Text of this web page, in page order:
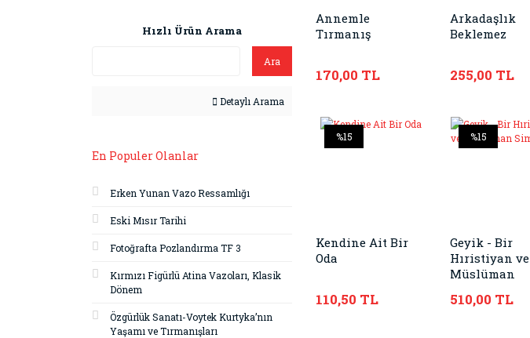
Hızlı Ürün Arama
Ara
Detaylı Arama
En Populer Olanlar
Erken Yunan Vazo Ressamlığı
Eski Mısır Tarihi
Fotoğrafta Pozlandırma TF 3
Kırmızı Figürlü Atina Vazoları, Klasik
Dönem
Özgürlük Sanatı-Voytek Kurtyka’nın
Yaşamı ve Tırmanışları
Annemle
Tırmanış
170,00 TL
Arkadaşlık
Beklemez
255,00 TL
%15
Kendine Ait Bir
Oda
110,50 TL
%15
Geyik - Bir
Hıristiyan ve
Müslüman
510,00 TL